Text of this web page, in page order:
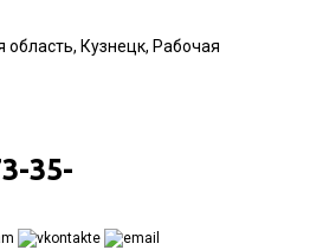
область, Кузнецк, Рабочая
35-